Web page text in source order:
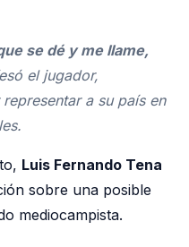
se dé y me llame,
el jugador,
a su país en
Luis Fernando Tena
sobre una posible
mediocampista.